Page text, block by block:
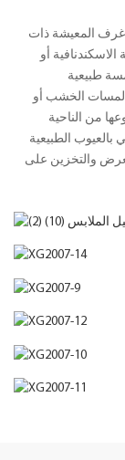
غرف المعيشة ذات
الاسكندنافية أو
لمسات الخشب أو
من الناحية
بالعيوب الطبيعية
والتخزين على